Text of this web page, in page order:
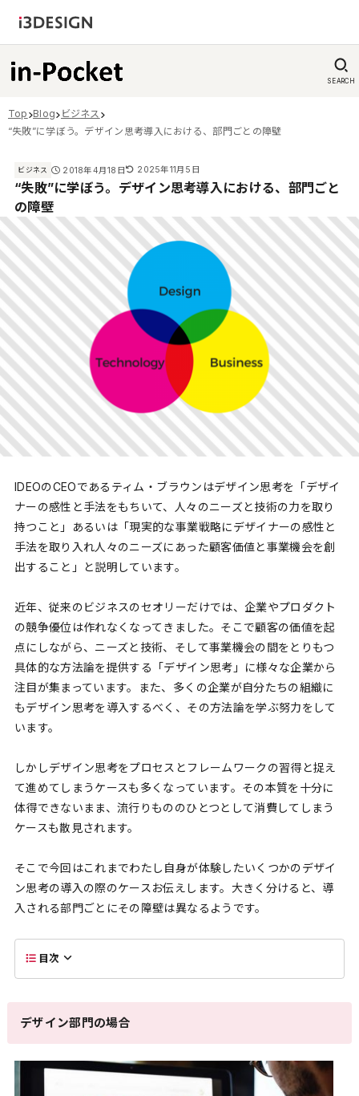
SEARCH
Top Blog
ビジネス
“失敗”に学ぼう。デザイン思考導入における、部門ごとの障壁
ビジネス 2018年4月18日 2025年11月5日
“失敗”に学ぼう。デザイン思考導入における、部門ごと
の障壁
IDEOのCEOであるティム・ブラウンはデザイン思考を「デザイ
ナーの感性と手法をもちいて、人々のニーズと技術の力を取り
持つこと」あるいは「現実的な事業戦略にデザイナーの感性と
手法を取り入れ人々のニーズにあった顧客価値と事業機会を創
出すること」と説明しています。
近年、従来のビジネスのセオリーだけでは、企業やプロダクト
の競争優位は作れなくなってきました。そこで顧客の価値を起
点にしながら、ニーズと技術、そして事業機会の間をとりもつ
具体的な方法論を提供する「デザイン思考」に様々な企業から
注目が集まっています。また、多くの企業が自分たちの組織に
もデザイン思考を導入するべく、その方法論を学ぶ努力をして
います。
しかしデザイン思考をプロセスとフレームワークの習得と捉え
て進めてしまうケースも多くなっています。その本質を十分に
体得できないまま、流行りもののひとつとして消費してしまう
ケースも散見されます。
そこで今回はこれまでわたし自身が体験したいくつかのデザイ
ン思考の導入の際のケースお伝えします。大きく分けると、導
入される部門ごとにその障壁は異なるようです。
目次
デザイン部門の場合